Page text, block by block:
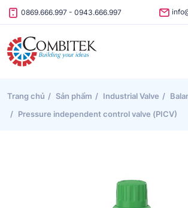
Skip to content
0869.666.997 - 0943.666.997
Trang chủ Sản phẩm Industrial Valve
Pressure independent control valve (PICV)